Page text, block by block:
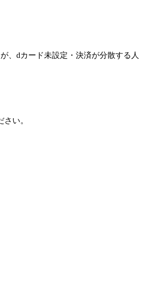
、dカード未設定・決済が分散する人
い。